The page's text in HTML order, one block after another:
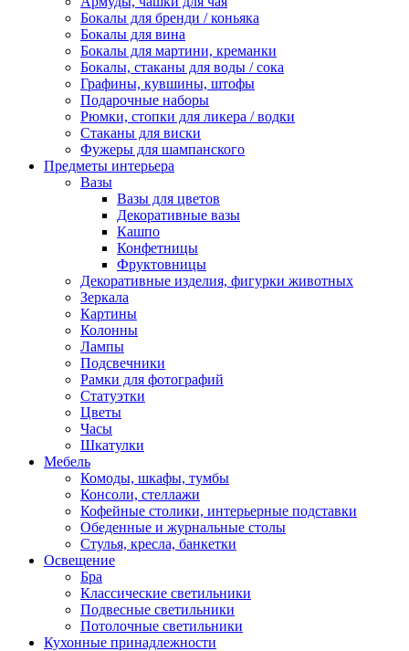
Бокалы для бренди / коньяка
Бокалы для вина
Бокалы для мартини, креманки
Бокалы, стаканы для воды / сока
Графины, кувшины, штофы
Подарочные наборы
Рюмки, стопки для ликера / водки
Стаканы для виски
Фужеры для шампанского
Предметы интерьера
Вазы
Вазы для цветов
Декоративные вазы
Кашпо
Конфетницы
Фруктовницы
Декоративные изделия, фигурки животных
Зеркала
Картины
Колонны
Лампы
Подсвечники
Рамки для фотографий
Статуэтки
Цветы
Часы
Шкатулки
Мебель
Комоды, шкафы, тумбы
Консоли, стеллажи
Кофейные столики, интерьерные подставки
Обеденные и журнальные столы
Стулья, кресла, банкетки
Освещение
Бра
Классические светильники
Подвесные светильники
Потолочные светильники
Кухонные принадлежности